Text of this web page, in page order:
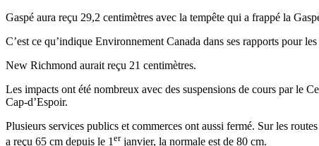
Gaspé aura reçu 29,2 centimètres avec la tempête qui a frappé la
C’est ce qu’indique Environnement Canada dans ses rapports pour
New Richmond aurait reçu 21 centimètres.
Les impacts ont été nombreux avec des suspensions de cours par le
Cap-d’Espoir.
Plusieurs services publics et commerces ont aussi fermé. Sur les
a reçu 65 cm depuis le 1 erjanvier, la normale est de 80 cm.